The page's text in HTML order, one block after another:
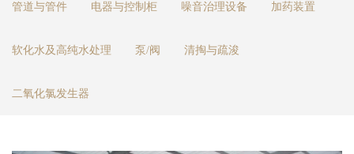
管道与管件 电器与控制柜 噪音治理设备 加药装置
软化水及高纯水处理 泵/阀 清掏与疏浚
二氧化氯发生器